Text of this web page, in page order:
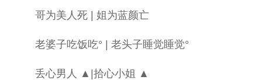
哥为美人死 | 姐为蓝颜亡
老婆子吃饭吃° | 老头子睡觉睡觉°
丢心男人 ▲|拾心小姐 ▲